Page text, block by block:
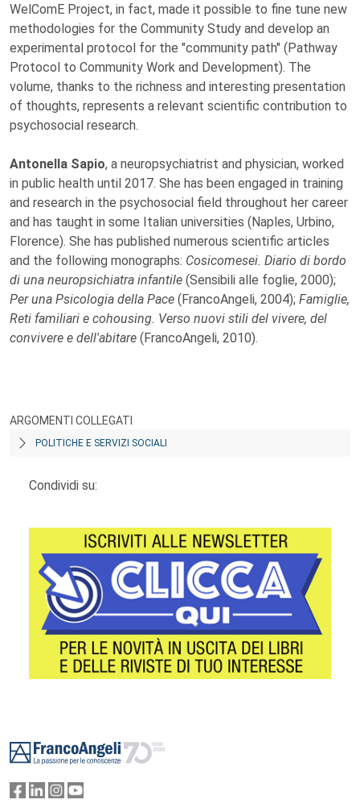
WelComE Project, in fact, made it possible to fine tune new
methodologies for the Community Study and develop an
experimental protocol for the "community path" (Pathway
Protocol to Community Work and Development). The
volume, thanks to the richness and interesting presentation
of thoughts, represents a relevant scientific contribution to
psychosocial research.
Antonella Sapio, a neuropsychiatrist and physician, worked
in public health until 2017. She has been engaged in training
and research in the psychosocial field throughout her career
and has taught in some Italian universities (Naples, Urbino,
Florence). She has published numerous scientific articles
and the following monographs: Cosicomesei. Diario di bordo
di una neuropsichiatra infantile (Sensibili alle foglie, 2000);
Per una Psicologia della Pace (FrancoAngeli, 2004); Famiglie,
Reti familiari e cohousing. Verso nuovi stili del vivere, del
convivere e dell'abitare (FrancoAngeli, 2010).
ARGOMENTI COLLEGATI
POLITICHE E SERVIZI SOCIALI
Condividi su: